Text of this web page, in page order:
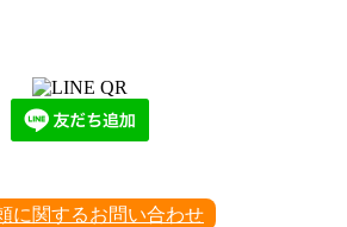
に関するお問い合わせ